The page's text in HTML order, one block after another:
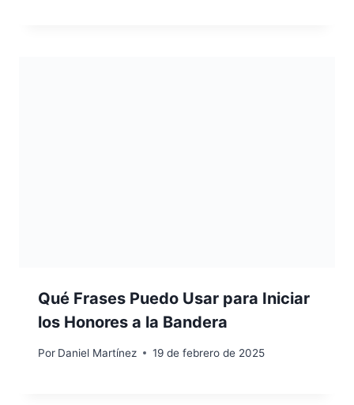
Qué Frases Puedo Usar para Iniciar
los Honores a la Bandera
Por Daniel Martínez 19 de febrero de 2025